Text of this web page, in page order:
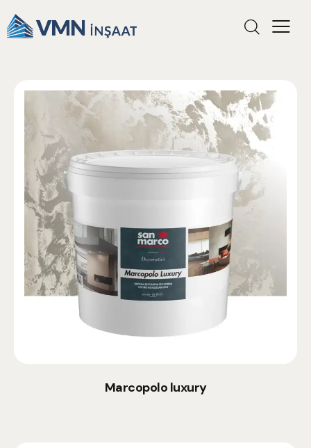
Marcopolo luxury